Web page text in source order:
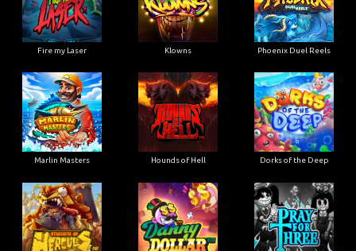
Fire my Laser Klowns Phoenix Duel Reels
Marlin Masters Hounds of Hell Dorks of the Deep